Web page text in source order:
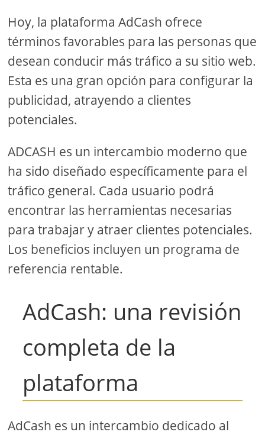
Hoy, la plataforma AdCash ofrece
términos favorables para las personas que
desean conducir más tráfico a su sitio web.
Esta es una gran opción para configurar la
publicidad, atrayendo a clientes
potenciales.
ADCASH es un intercambio moderno que
ha sido diseñado específicamente para el
tráfico general. Cada usuario podrá
encontrar las herramientas necesarias
para trabajar y atraer clientes potenciales.
Los beneficios incluyen un programa de
referencia rentable.
AdCash: una revisión
completa de la
plataforma
AdCash es un intercambio dedicado al